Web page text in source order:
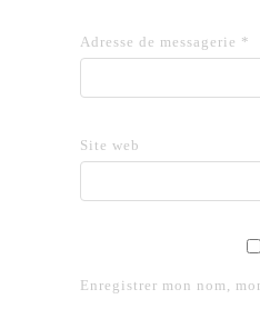
Adresse de messagerie *
Site web
Enregistrer mon nom,